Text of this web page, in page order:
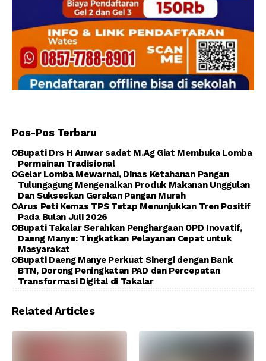
Pos-Pos Terbaru
Bupati Drs H Anwar sadat M.Ag Giat Membuka Lomba
Permainan Tradisional
Gelar Lomba Mewarnai, Dinas Ketahanan Pangan
Tulungagung Mengenalkan Produk Makanan Unggulan
Dan Sukseskan Gerakan Pangan Murah
Arus Peti Kemas TPS Tetap Menunjukkan Tren Positif
Pada Bulan Juli 2026
Bupati Takalar Serahkan Penghargaan OPD Inovatif,
Daeng Manye: Tingkatkan Pelayanan Cepat untuk
Masyarakat
Bupati Daeng Manye Perkuat Sinergi dengan Bank
BTN, Dorong Peningkatan PAD dan Percepatan
Transformasi Digital di Takalar
Related Articles